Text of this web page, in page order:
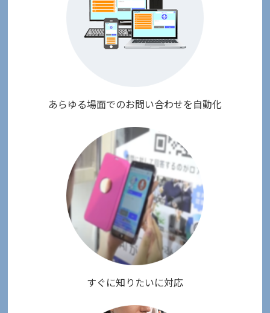
あらゆる場面でのお問い合わせを自動化
すぐに知りたいに対応